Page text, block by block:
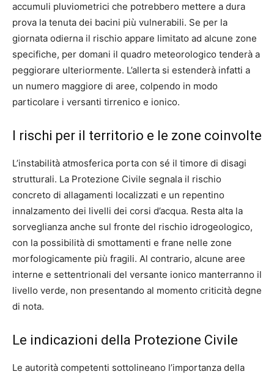
accumuli pluviometrici che potrebbero mettere a dura
prova la tenuta dei bacini più vulnerabili. Se per la
giornata odierna il rischio appare limitato ad alcune zone
specifiche, per domani il quadro meteorologico tenderà a
peggiorare ulteriormente. L’allerta si estenderà infatti a
un numero maggiore di aree, colpendo in modo
particolare i versanti tirrenico e ionico.
I rischi per il territorio e le zone coinvolte
L’instabilità atmosferica porta con sé il timore di disagi
strutturali. La Protezione Civile segnala il rischio
concreto di allagamenti localizzati e un repentino
innalzamento dei livelli dei corsi d’acqua. Resta alta la
sorveglianza anche sul fronte del rischio idrogeologico,
con la possibilità di smottamenti e frane nelle zone
morfologicamente più fragili. Al contrario, alcune aree
interne e settentrionali del versante ionico manterranno il
livello verde, non presentando al momento criticità degne
di nota.
Le indicazioni della Protezione Civile
Le autorità competenti sottolineano l’importanza della